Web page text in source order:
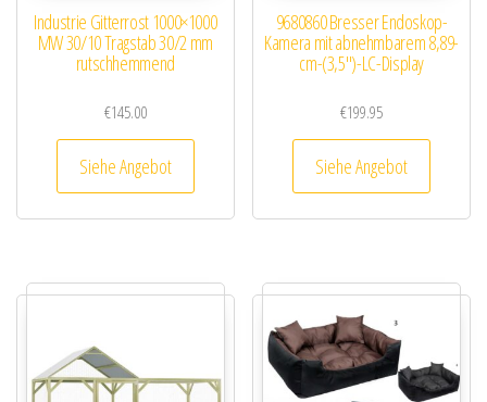
Industrie Gitterrost 1000×1000
MW 30/10 Tragstab 30/2 mm
rutschhemmend
€145.00
Siehe Angebot
9680860 Bresser Endoskop-
Kamera mit abnehmbarem 8,89-
cm-(3,5″)-LC-Display
€199.95
Siehe Angebot